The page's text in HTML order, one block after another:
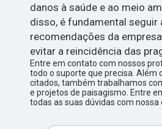
danos à saúde e ao meio
disso, é fundamental seguir
recomendações da
evitar a reincidência das
Entre em contato com nossos
todo o suporte que precisa. Além
citados, também trabalhamos
e projetos de paisagismo. Entre
todas as suas dúvidas com nossa